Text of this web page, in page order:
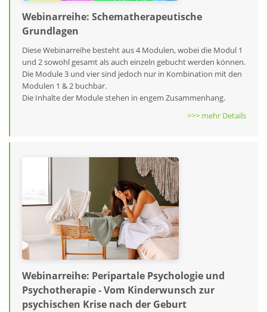
Webinarreihe: Schematherapeutische
Grundlagen
Diese Webinarreihe besteht aus 4 Modulen, wobei die Modul 1
und 2 sowohl gesamt als auch einzeln gebucht werden können.
Die Module 3 und vier sind jedoch nur in Kombination mit den
Modulen 1 & 2 buchbar.
Die Inhalte der Module stehen in engem Zusammenhang.
>>> mehr Details
Webinarreihe: Peripartale Psychologie und
Psychotherapie - Vom Kinderwunsch zur
psychischen Krise nach der Geburt